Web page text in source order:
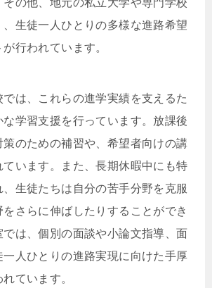
の他、地元の私立大学や専門学校
生徒一人ひとりの多様な進路希望
行われています。
は、これらの進学実績を支えるた
学習支援を行っています。放課後
策のための補習や、希望者向けの講
ています。また、長期休暇中にも特
、生徒たちは自分の苦手分野を克服
をさらに伸ばしたりすることができ
では、個別の面談や小論文指導、面
人ひとりの進路実現に向けた手厚
ています。